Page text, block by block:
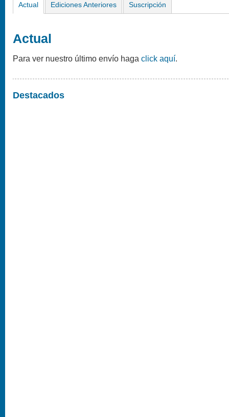
Actual Ediciones Anteriores Suscripción
Actual
Para ver nuestro último envío haga click aquí.
Destacados